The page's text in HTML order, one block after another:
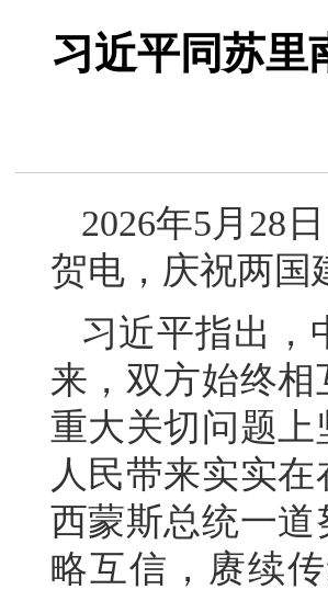
习近平同苏里
2026年5月28
贺电，庆祝两国
习近平指出，
来，双方始终
重大关切问题
人民带来实实
西蒙斯总统一
略互信，赓续